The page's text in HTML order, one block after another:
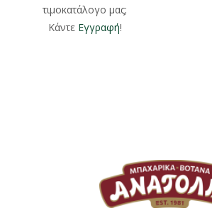
τιμοκατάλογο μας;
Κάντε Εγγραφή!